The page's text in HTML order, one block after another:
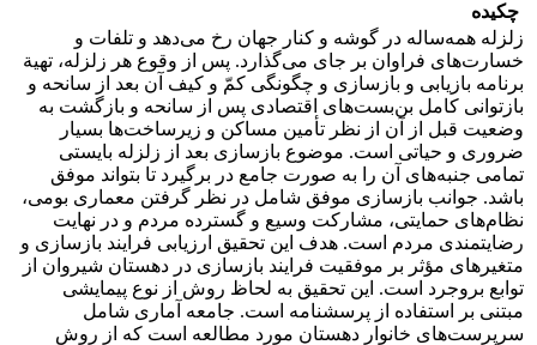
چکیده
زلزله همه‌ساله در گوشه و کنار جهان رخ می‌دهد و تلفات و
خسارت‌های فراوان بر جای می‌گذارد. پس از وقوع هر زلزله، تهیة
برنامه بازیابی و بازسازی و چگونگی کمّ و کیف آن بعد از سانحه و
بازتوانی کامل بن‌بست‌های اقتصادی پس از سانحه و بازگشت به
وضعیت قبل از آن از نظر تأمین مساکن و زیرساخت‌ها بسیار
ضروری و حیاتی است. موضوع بازسازی بعد از زلزله بایستی
تمامی جنبه‌های آن را به صورت جامع در برگیرد تا بتواند موفق
باشد. جوانب بازسازی موفق شامل در نظر گرفتن معماری بومی،
نظام‌های حمایتی، مشارکت وسیع و گسترده مردم و در نهایت
رضایتمندی مردم است. هدف این تحقیق ارزیابی فرایند بازسازی و
متغیرهای مؤثر بر موفقیت فرایند بازسازی در دهستان شیروان از
توابع بروجرد است. این تحقیق به لحاظ روش از نوع پیمایشی
مبتنی بر استفاده از پرسشنامه است. جامعه آماری شامل
سرپرست‌های خانوار دهستان مورد مطالعه است که از روش